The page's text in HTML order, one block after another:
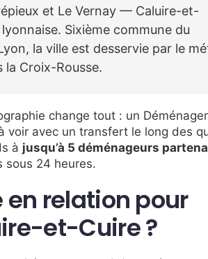
et Le Vernay — Caluire-et-
Sixième commune du
la ville est desservie par le
la Croix-Rousse.
change tout : un
voir avec un transfert le long des
à jusqu’à 5 déménageurs
sous 24 heures.
relation pour
et-Cuire ?